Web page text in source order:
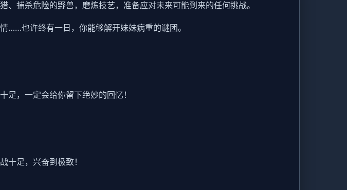
捕杀危险的野兽，磨炼技艺，准备应对未来可能到来的任何挑战。
……也许终有一日，你能够解开妹妹病重的谜团。
足，一定会给你留下绝妙的回忆！
十足，兴奋到极致！